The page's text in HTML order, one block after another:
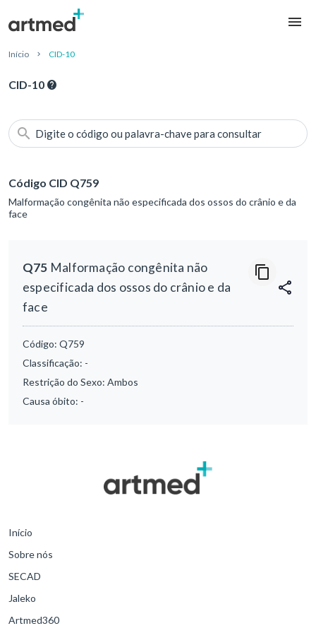
Início CID-10
CID-10
Digite o código ou palavra-chave para consultar
Código CID Q759
Malformação congênita não especificada dos ossos do crânio e da
face
Q75 Malformação congênita não
especificada dos ossos do crânio e da
face
Código: Q759
Classificação: -
Restrição do Sexo: Ambos
Causa óbito: -
Início
Sobre nós
SECAD
Jaleko
Artmed360